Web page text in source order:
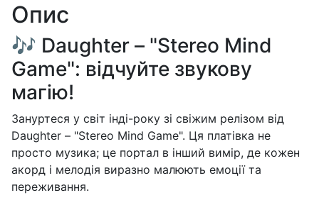
Опис
🎶 Daughter – "Stereo Mind
Game": відчуйте звукову
магію!
Зануртеся у світ інді-року зі свіжим релізом від
Daughter – "Stereo Mind Game". Ця платівка не
просто музика; це портал в інший вимір, де кожен
акорд і мелодія виразно малюють емоції та
переживання.